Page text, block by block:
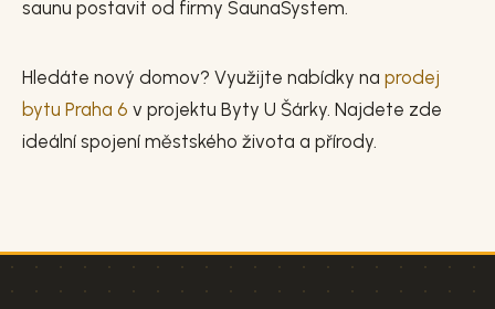
saunu postavit od firmy SaunaSystem.
Hledáte nový domov? Využijte nabídky na prodej
bytu Praha 6 v projektu Byty U Šárky. Najdete zde
ideální spojení městského života a přírody.